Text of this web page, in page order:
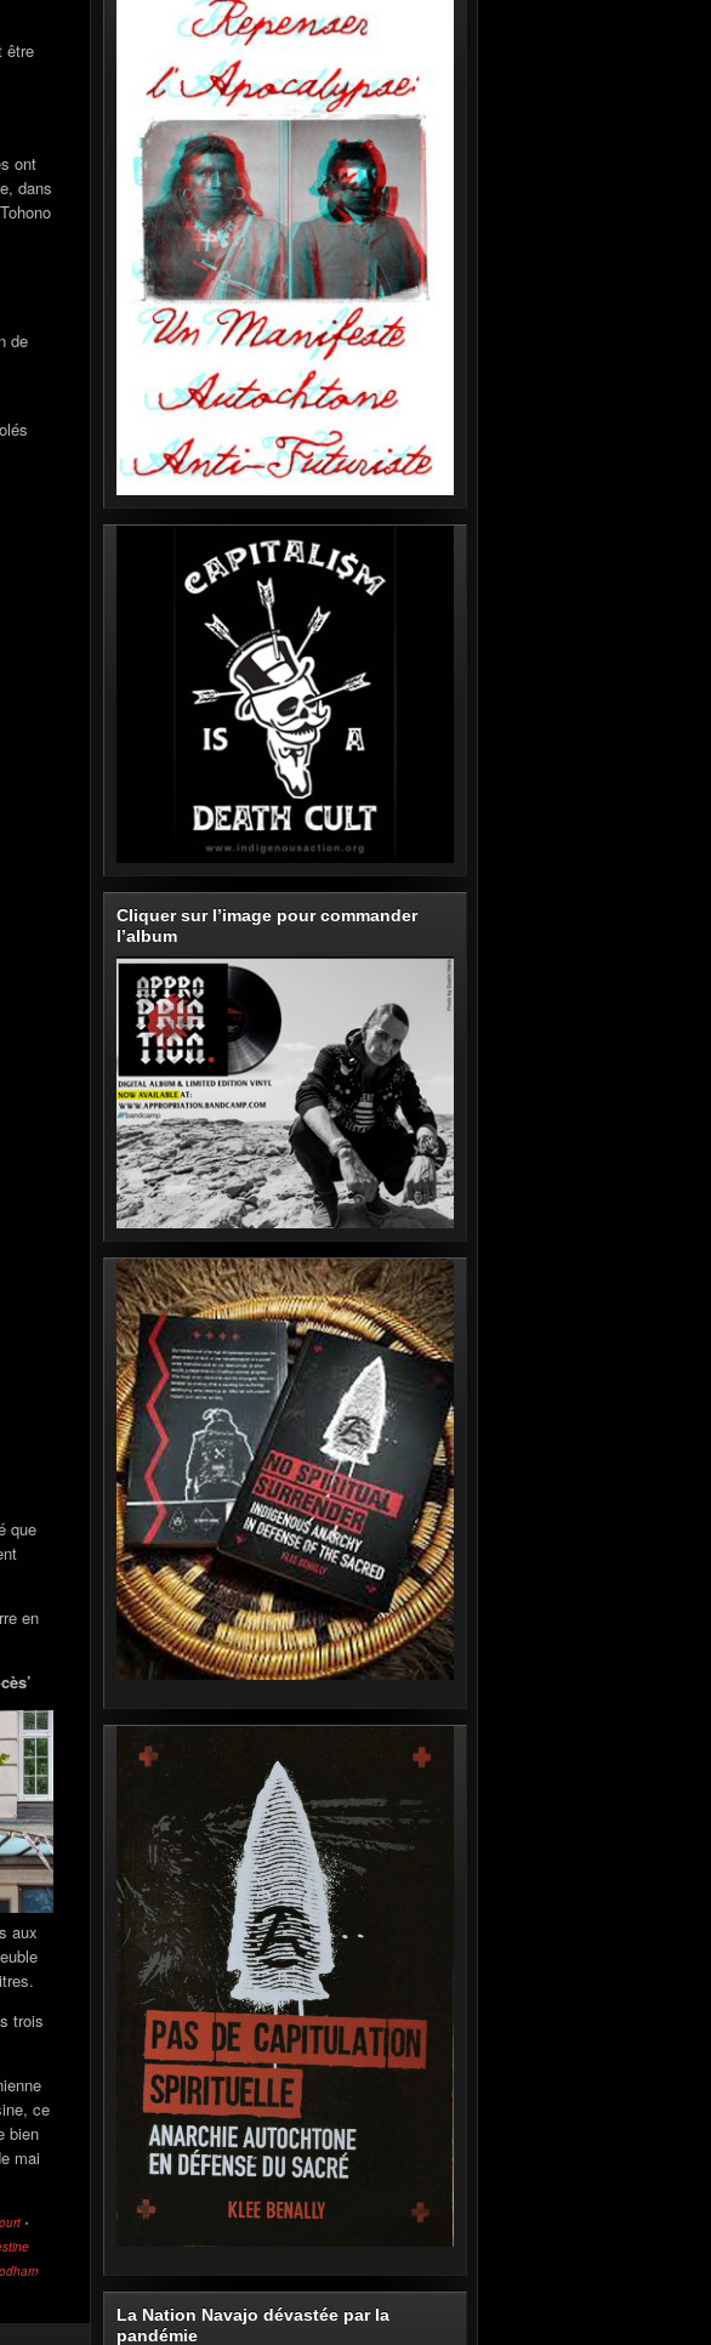
être
ont
dans
de
que
en
aux
trois
ce
bien
mai
•
Cliquer sur l’image pour commander
l’album
La Nation Navajo dévastée par la
pandémie